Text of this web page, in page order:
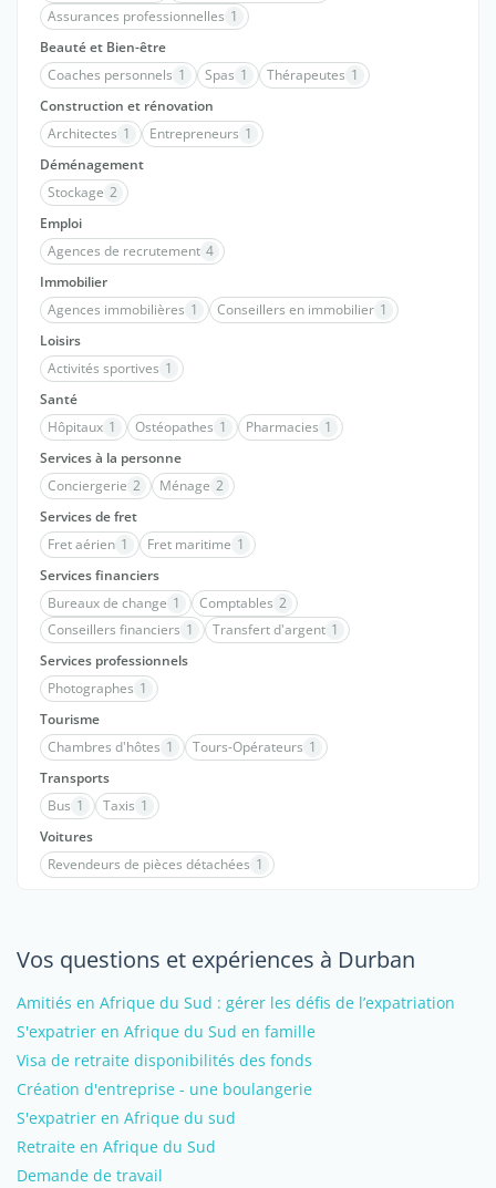
Assurances professionnelles 1
Beauté et Bien-être
Coaches personnels 1 Spas 1 Thérapeutes 1
Construction et rénovation
Architectes 1 Entrepreneurs 1
Déménagement
Stockage 2
Emploi
Agences de recrutement 4
Immobilier
Agences immobilières 1 Conseillers en immobilier 1
Loisirs
Activités sportives 1
Santé
Hôpitaux 1 Ostéopathes 1 Pharmacies 1
Services à la personne
Conciergerie 2 Ménage 2
Services de fret
Fret aérien 1 Fret maritime 1
Services financiers
Bureaux de change 1 Comptables 2
Conseillers financiers 1 Transfert d'argent 1
Services professionnels
Photographes 1
Tourisme
Chambres d'hôtes 1 Tours-Opérateurs 1
Transports
Bus 1 Taxis 1
Voitures
Revendeurs de pièces détachées 1
Vos questions et expériences à Durban
Amitiés en Afrique du Sud : gérer les défis de l’expatriation
S'expatrier en Afrique du Sud en famille
Visa de retraite disponibilités des fonds
Création d'entreprise - une boulangerie
S'expatrier en Afrique du sud
Retraite en Afrique du Sud
Demande de travail